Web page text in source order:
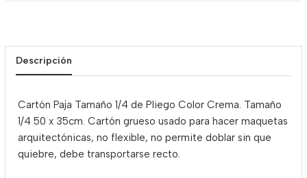
Descripción
Cartón Paja Tamaño 1/4 de Pliego Color Crema. Tamaño
1/4 50 x 35cm. Cartón grueso usado para hacer maquetas
arquitectónicas, no flexible, no permite doblar sin que
quiebre, debe transportarse recto.